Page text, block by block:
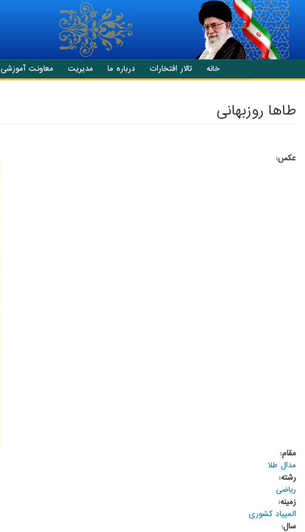
انتقال به محتوای اصلی
خانه تالار افتخارات درباره ما مدیریت معاونت آموزشی
طاها روزبهانی
عکس:
مقام:
مدال طلا
رشته:
ریاضی
زمینه:
المپیاد کشوری
سال: